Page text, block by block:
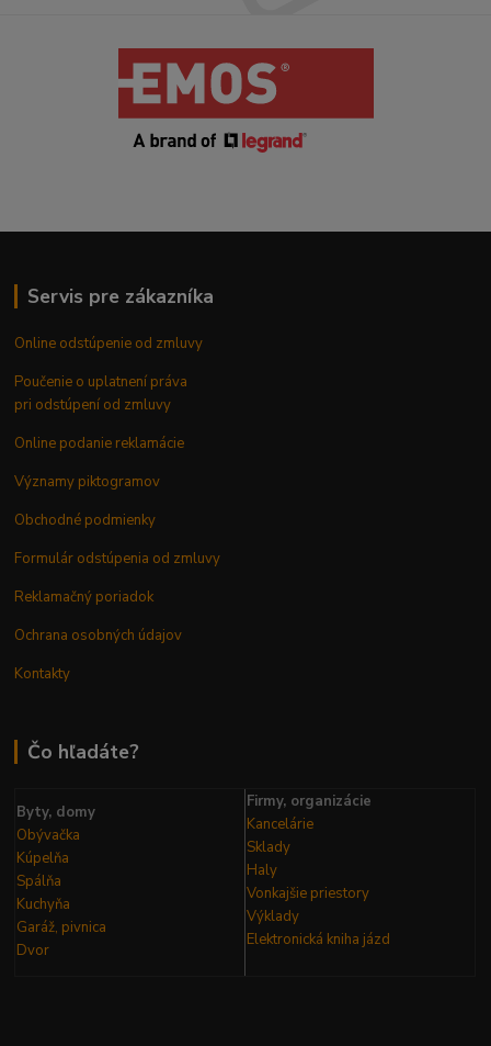
Servis pre zákazníka
Online odstúpenie od zmluvy
Poučenie o uplatnení práva
pri odstúpení od zmluvy
Online podanie reklamácie
Významy piktogramov
Obchodné podmienky
Formulár odstúpenia od zmluvy
Reklamačný poriadok
Ochrana osobných údajov
Kontakty
Čo hľadáte?
Byty, domy
Obývačka
Kúpelňa
Spálňa
Kuchyňa
Garáž, pivnica
Dvor
Firmy, organizácie
Kancelárie
Sklady
Haly
Vonkajšie priestory
Výklady
Elektronická kniha jázd